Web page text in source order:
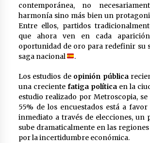
La importancia del
y el maquillaje en las
Priorizando la Salud y
3 años atrás
Navegando en el Mar
Actividades
con los Muebles
3 años atrás
contemporánea, no
harmonía sino más bien un
Entre ellos, partidos
que ahora ven en cada
oportunidad de oro para redefinir su
saga nacional
.
Los estudios de opinión pública
una creciente fatiga políticaen la
estudio realizado por Metroscopia, se
55% de los encuestados está a
inmediato a través de elecciones, un
sube dramaticalmente en las
por la incertidumbre económica.